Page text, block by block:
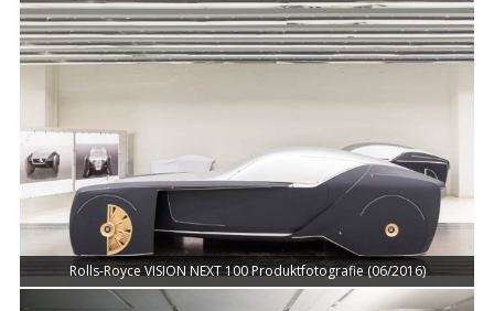
Rolls-Royce VISION NEXT 100 Produktfotografie (06/2016)